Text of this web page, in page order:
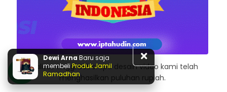
Dewi Arna Baru saja
membeliProduk Jamil
Ramadhan
Kualitas tinggi Beberapa desain video kami telah
menghasilkan puluhan rupiah.